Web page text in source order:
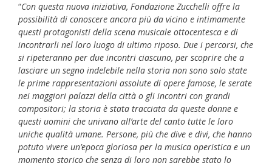
“Con questa nuova iniziativa, Fondazione Zucchelli offre la
possibilità di conoscere ancora più da vicino e intimamente
questi protagonisti della scena musicale ottocentesca e di
incontrarli nel loro luogo di ultimo riposo. Due i percorsi, che
si ripeteranno per due incontri ciascuno, per scoprire che a
lasciare un segno indelebile nella storia non sono solo state
le prime rappresentazioni assolute di opere famose, le serate
nei maggiori palazzi della città o gli incontri con grandi
compositori; la storia è stata tracciata da queste donne e
questi uomini che univano all’arte del canto tutte le loro
uniche qualità umane. Persone, più che dive e divi, che hanno
potuto vivere un’epoca gloriosa per la musica operistica e un
momento storico che senza di loro non sarebbe stato lo